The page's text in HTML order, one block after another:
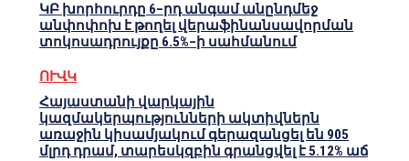
ԿԲ խորհուրդը 6–րդ անգամ անընդմեջ
անփոփոխ է թողել վերաֆինանսավորման
տոկոսադրույքը 6.5%–ի սահմանում
ՈՒՎԿ
Հայաստանի վարկային
կազմակերպությունների ակտիվներն
առաջին կիսամյակում գերազանցել են 905
մլրդ դրամ, տարեսկզբին գրանցվել է 5.12% աճ